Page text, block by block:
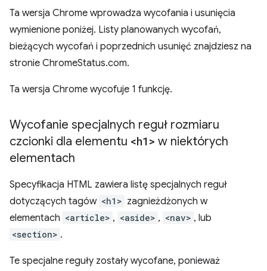
Ta wersja Chrome wprowadza wycofania i usunięcia
wymienione poniżej. Listy planowanych wycofań,
bieżących wycofań i poprzednich usunięć znajdziesz na
stronie ChromeStatus.com.
Ta wersja Chrome wycofuje 1 funkcję.
Wycofanie specjalnych reguł rozmiaru
czcionki dla elementu <h1> w niektórych
elementach
Specyfikacja HTML zawiera listę specjalnych reguł
dotyczących tagów <h1> zagnieżdżonych w
elementach <article> , <aside> , <nav> , lub
<section> .
Te specjalne reguły zostały wycofane, ponieważ